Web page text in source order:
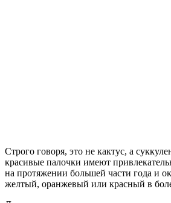
Строго говоря, это не кактус, а
красивые палочки имеют
на протяжении большей части года и
желтый, оранжевый или красный в